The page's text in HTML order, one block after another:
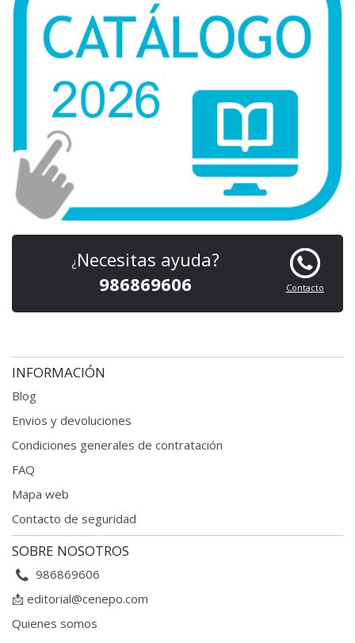
Contacto
¿ Necesitas ayuda?
986869606
INFORMACIÓN
Blog
Envios y devoluciones
Condiciones generales de contratación
FAQ
Mapa web
Contacto de seguridad
SOBRE NOSOTROS
986869606
📩 editorial@cenepo.com
Quienes somos